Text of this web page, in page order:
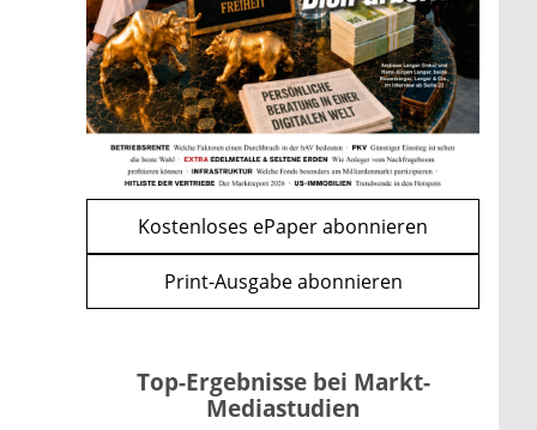
WEITERE ARTIKEL
zurückweiter
Förderung im Überblick –
Tabelle mit Kreditbeträgen und
Einkommensgrenzen
mehr
Kostenloses ePaper abonnieren
Print-Ausgabe abonnieren
Top-Ergebnisse bei Markt-
Mediastudien